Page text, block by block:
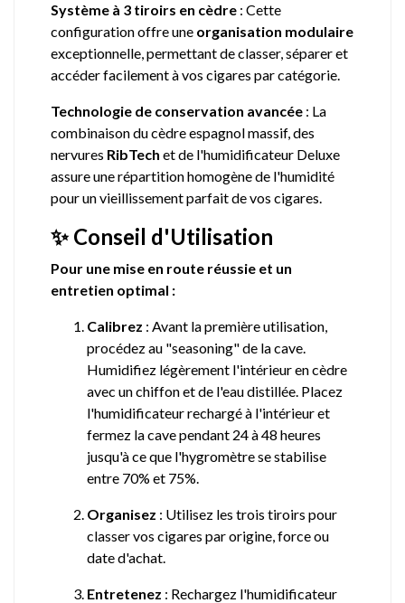
Système à 3 tiroirs en cèdre : Cette
configuration offre une organisation modulaire
exceptionnelle, permettant de classer, séparer et
accéder facilement à vos cigares par catégorie.
Technologie de conservation avancée : La
combinaison du cèdre espagnol massif, des
nervures RibTech et de l'humidificateur Deluxe
assure une répartition homogène de l'humidité
pour un vieillissement parfait de vos cigares.
✨ Conseil d'Utilisation
Pour une mise en route réussie et un
entretien optimal :
Calibrez : Avant la première utilisation,
procédez au "seasoning" de la cave.
Humidifiez légèrement l'intérieur en cèdre
avec un chiffon et de l'eau distillée. Placez
l'humidificateur rechargé à l'intérieur et
fermez la cave pendant 24 à 48 heures
jusqu'à ce que l'hygromètre se stabilise
entre 70% et 75%.
Organisez : Utilisez les trois tiroirs pour
classer vos cigares par origine, force ou
date d'achat.
Entretenez : Rechargez l'humidificateur